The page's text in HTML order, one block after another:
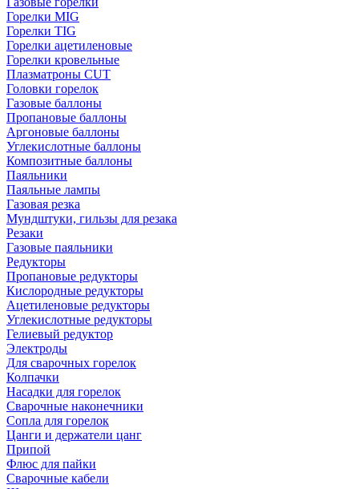
Горелки MIG
Горелки TIG
Горелки ацетиленовые
Горелки кровельные
Плазматроны CUT
Головки горелок
Газовые баллоны
Пропановые баллоны
Аргоновые баллоны
Углекислотные баллоны
Композитные баллоны
Паяльники
Паяльные лампы
Газовая резка
Мундштуки, гильзы для резака
Резаки
Газовые паяльники
Редукторы
Пропановые редукторы
Кислородные редукторы
Ацетиленовые редукторы
Углекислотные редукторы
Гелиевый редуктор
Электроды
Для сварочных горелок
Колпачки
Насадки для горелок
Сварочные наконечники
Сопла для горелок
Цанги и держатели цанг
Припой
Флюс для пайки
Сварочные кабели